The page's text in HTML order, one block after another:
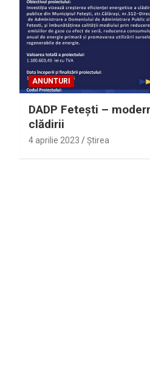
ANUNTURI
DADP Feteşti –
clădirii
4 aprilie 2023 Ştirea